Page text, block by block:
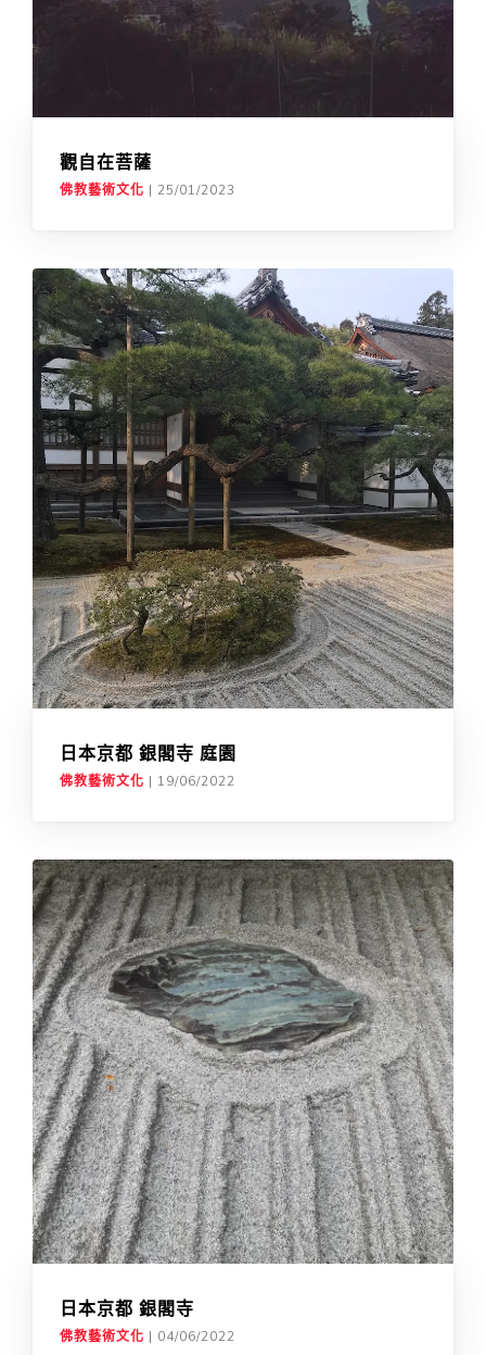
觀自在菩薩
佛教藝術文化 | 25/01/2023
日本京都 銀閣寺 庭園
佛教藝術文化 | 19/06/2022
日本京都 銀閣寺
佛教藝術文化 | 04/06/2022